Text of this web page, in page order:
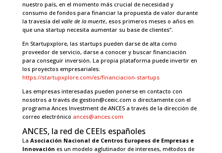
nuestro país, en el momento más crucial de necesidad y
consumo de fondos para financiar la propuesta de valor durante
la travesía del valle de la muerte, esos primeros meses o años en
que una startup necesita aumentar su base de clientes”.
En Startupxplore, las startups pueden darse de alta como
proveedor de servicio, darse a conocer y buscar financiación
para conseguir inversión. La propia plataforma puede invertir en
los proyectos empresariales:
https://startupxplore.com/es/financiacion-startups
Las empresas interesadas pueden ponerse en contacto con
nosotros a través de gestion@ceeic.com o directamente con el
programa Ances Investment de ANCES a través de la dirección de
correo electrónico ances@ances.com
ANCES, la red de CEEIs españoles
La Asociación Nacional de Centros Europeos de Empresas e
Innovación es un modelo aglutinador de intereses, métodos de